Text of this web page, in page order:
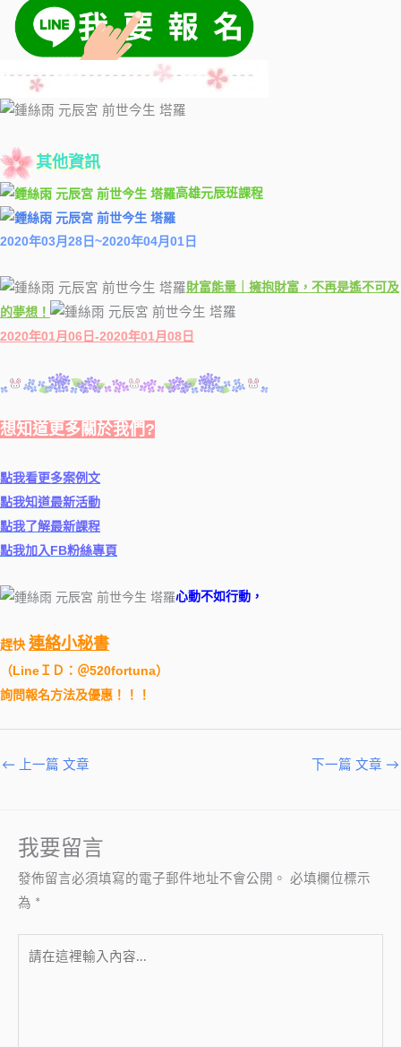
其他資訊
高雄元辰班課程
2020年03月28日~2020年04月01日
財富能量｜擁抱財富，不再是遙不可及
的夢想！
2020年01月06日-2020年01月08日
想知道更多關於我們?
點我看更多案例文
點我知道最新活動
點我了解最新課程
點我加入FB粉絲專頁
心動不如行動，
趕快 連絡小秘書
（LineＩＤ：＠520fortuna）
詢問報名方法及優惠！！！
← 上一篇 文章 下一篇 文章 →
我要留言
發佈留言必須填寫的電子郵件地址不會公開。 必填欄位標示
為 *